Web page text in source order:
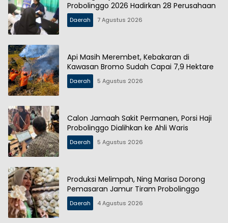
Probolinggo 2026 Hadirkan 28 Perusahaan
Daerah 7 Agustus 2026
Api Masih Merembet, Kebakaran di
Kawasan Bromo Sudah Capai 7,9 Hektare
Daerah 5 Agustus 2026
Calon Jamaah Sakit Permanen, Porsi Haji
Probolinggo Dialihkan ke Ahli Waris
Daerah 5 Agustus 2026
Produksi Melimpah, Ning Marisa Dorong
Pemasaran Jamur Tiram Probolinggo
Daerah 4 Agustus 2026